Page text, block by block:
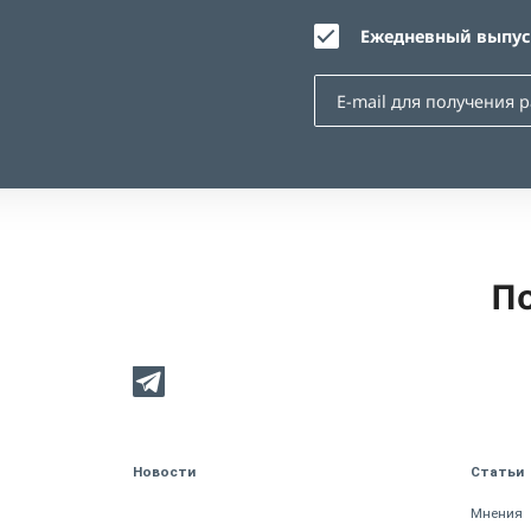
Ежедневный
Новости Статьи
Мнения